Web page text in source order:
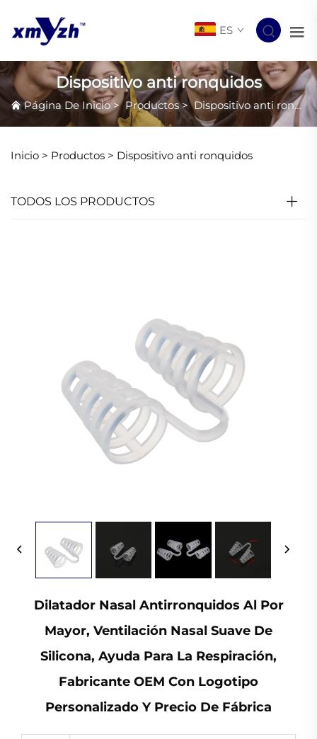
ES
Dispositivo anti ronquidos
Página De Inicio> Productos>Dispositivo anti ronquidos
Inicio > Productos > Dispositivo anti ronquidos
TODOS LOS PRODUCTOS
Dilatador Nasal Antirronquidos Al Por
Mayor, Ventilación Nasal Suave De
Silicona, Ayuda Para La Respiración,
Fabricante OEM Con Logotipo
Personalizado Y Precio De Fábrica